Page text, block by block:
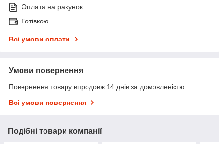
Оплата на рахунок
Готівкою
Всі умови оплати
Умови повернення
Повернення товару впродовж 14 днів за домовленістю
Всі умови повернення
Подібні товари компанії